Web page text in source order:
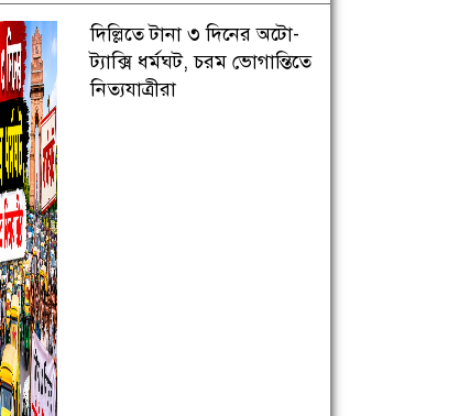
দিল্লিতে টানা ৩ দিনের অটো-
ট্যাক্সি ধর্মঘট, চরম ভোগান্তিতে
নিত্যযাত্রীরা